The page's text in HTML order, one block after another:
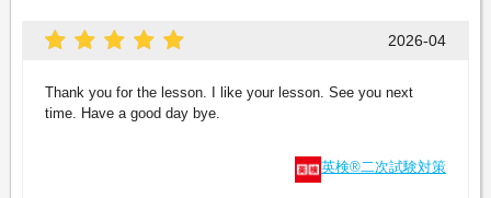
2026-04
Thank you for the lesson. I like your lesson. See you next
time. Have a good day bye.
英検®二次試験対策